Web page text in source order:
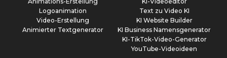
Logoanimation
Video-Erstellung
Animierter Textgenerator
Text zu Video KI
KI Website Builder
KI Business Namensgenerator
KI-TikTok-Video-Generator
YouTube-Videoideen